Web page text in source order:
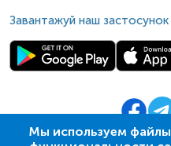
Мы используем
Завантажуй наш застосунок